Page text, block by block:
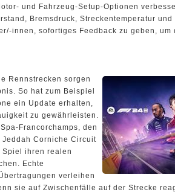
und Fahrzeug-Setup-Optionen
Bremsdruck, Streckentemperatur und
innen, sofortiges Feedback zu geben, um
Rennstrecken sorgen
So hat zum Beispiel
ein Update erhalten,
zu gewährleisten.
Francorchamps, den
Corniche Circuit
ihren realen
Echte
verleihen
sie auf Zwischenfälle auf der Strecke